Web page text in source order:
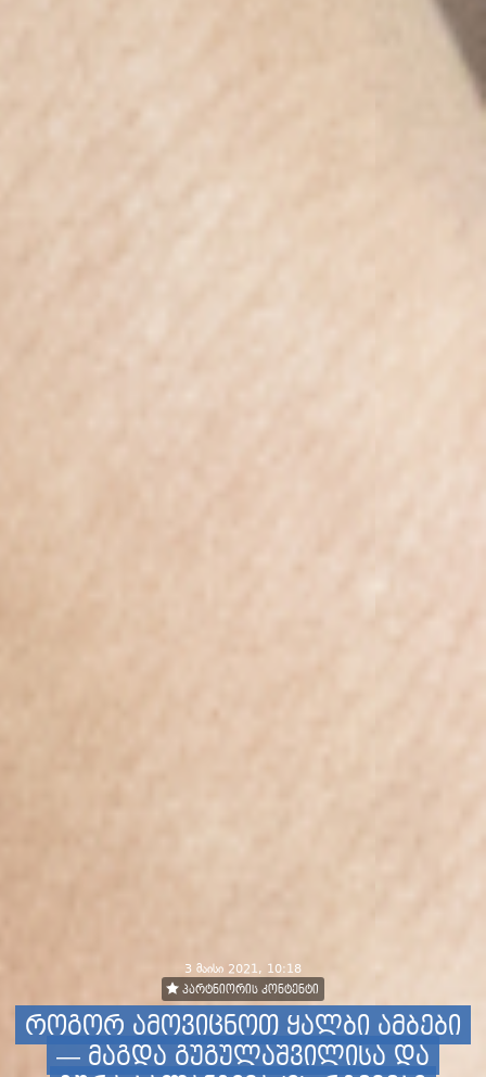
3 მაისი 2021, 10:18
პარტნიორის კონტენტი
როგორ ამოვიცნოთ ყალბი ამბები
— მაგდა გუგულაშვილისა და